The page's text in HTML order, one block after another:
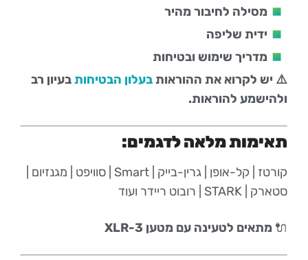
מסילה לחיבור מהיר
ידית שליפה
מדריך שימוש ובטיחות
⚠️ יש לקרוא את ההוראותבעלון הבטיחותבעיון רב
ולהישמע להוראות.
תאימות מלאה לדגמים:
קורטז | קל-אופן | גרין-בייק | Smart | סוויפט | מגנזיום |
סטארק | STARK | רובוט ריידר ועוד
🔌 מתאים לטעינה עם מטען XLR-3